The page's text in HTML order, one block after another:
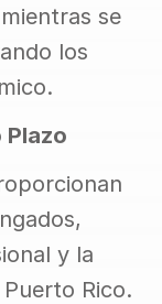
se
los
Plazo
y la
Rico.